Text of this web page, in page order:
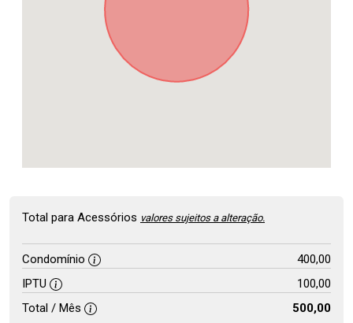
Total para Acessórios valores sujeitos a alteração.
Condomínio
400,00
IPTU
100,00
Total / Mês
500,00